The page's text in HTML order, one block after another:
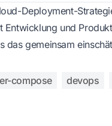
Deployment-
Entwicklung und
das gemeinsam
compose devops